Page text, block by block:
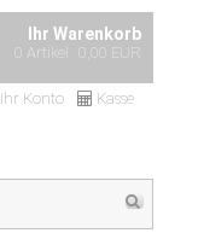
Ihr Warenkorb
0 Artikel 0,00 EUR
Ihr Konto Kasse